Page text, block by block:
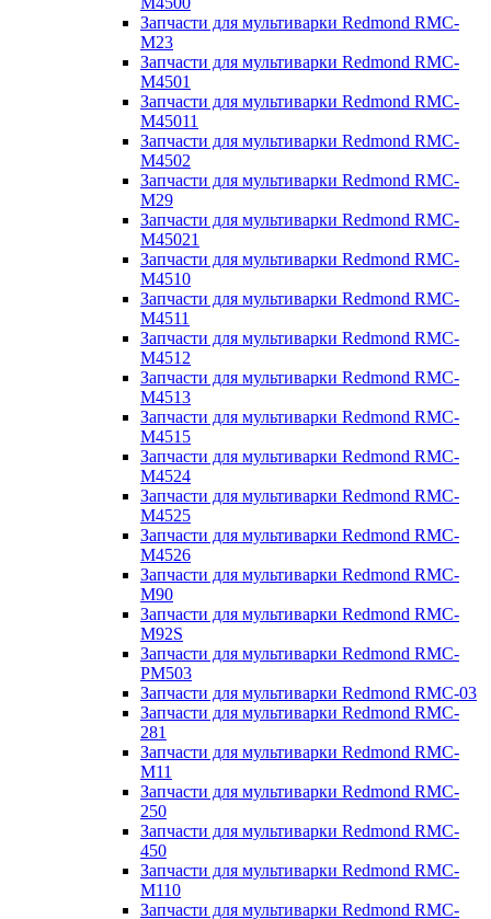
Запчасти для мультиварки Redmond RMC-
M23
Запчасти для мультиварки Redmond RMC-
M4501
Запчасти для мультиварки Redmond RMC-
M45011
Запчасти для мультиварки Redmond RMC-
M4502
Запчасти для мультиварки Redmond RMC-
M29
Запчасти для мультиварки Redmond RMC-
M45021
Запчасти для мультиварки Redmond RMC-
M4510
Запчасти для мультиварки Redmond RMC-
M4511
Запчасти для мультиварки Redmond RMC-
M4512
Запчасти для мультиварки Redmond RMC-
M4513
Запчасти для мультиварки Redmond RMC-
M4515
Запчасти для мультиварки Redmond RMC-
M4524
Запчасти для мультиварки Redmond RMC-
M4525
Запчасти для мультиварки Redmond RMC-
M4526
Запчасти для мультиварки Redmond RMC-
M90
Запчасти для мультиварки Redmond RMC-
M92S
Запчасти для мультиварки Redmond RMC-
PM503
Запчасти для мультиварки Redmond RMC-03
Запчасти для мультиварки Redmond RMC-
281
Запчасти для мультиварки Redmond RMC-
M11
Запчасти для мультиварки Redmond RMC-
250
Запчасти для мультиварки Redmond RMC-
450
Запчасти для мультиварки Redmond RMC-
M110
Запчасти для мультиварки Redmond RMC-